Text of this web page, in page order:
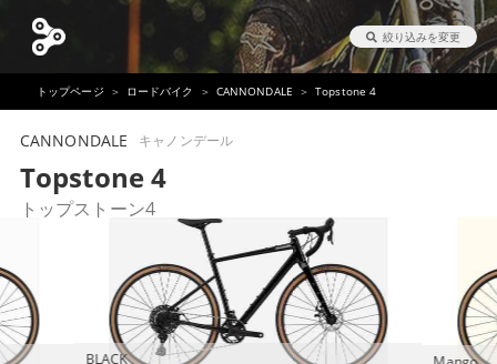
絞り込みを変更
トップページ ロードバイク CANNONDALE Topstone 4
BLACK
CANNONDALE キャノンデール
Topstone 4
トップストーン4